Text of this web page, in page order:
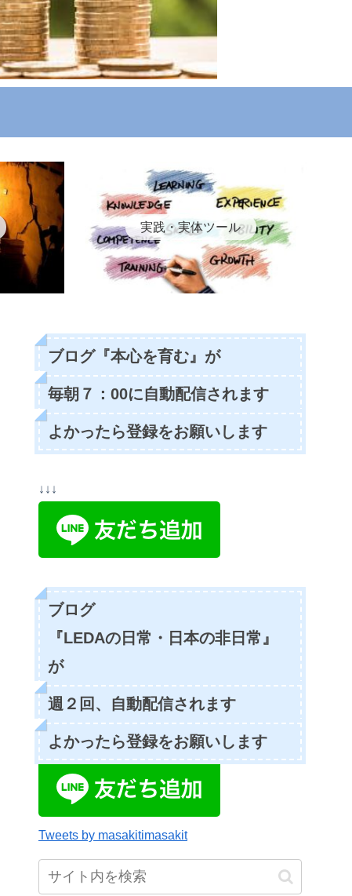
実践・実体ツール
ブログ『本心を育む』が
毎朝７：00に自動配信されます
よかったら登録をお願いします
↓↓↓
ブログ
『LEDAの日常・日本の非日常』
が
週２回、自動配信されます
よかったら登録をお願いします
Tweets by masakitimasakit